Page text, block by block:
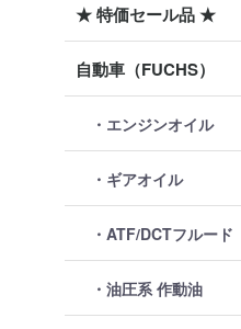
★ 特価セール品 ★
自動車（FUCHS）
・エンジンオイル
・ギアオイル
・ATF/DCTフルード
・油圧系 作動油